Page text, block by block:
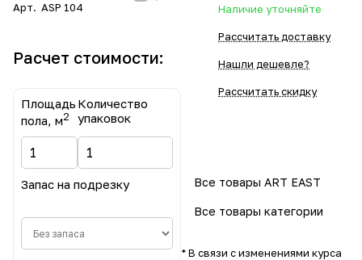
Арт. ASP 104
Расчет стоимости:
Площадь
пола, м2
Количество
упаковок
Запас на подрезку
Наличие уточняйте
Рассчитать доставку
Нашли дешевле?
Рассчитать скидку
Все товары ART EAST
Все товары категории
* В связи с изменениями курса